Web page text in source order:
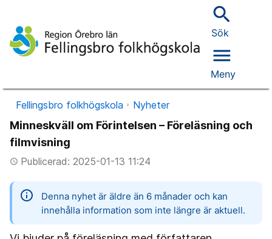
search
Sök
menu
Meny
Fellingsbro folkhögskola Nyheter
Minneskväll om Förintelsen – Föreläsning och
filmvisning
access_timePublicerad: 2025-01-13 11:24
information
Denna nyhet är äldre än 6 månader och kan
innehålla information som inte längre är aktuell.